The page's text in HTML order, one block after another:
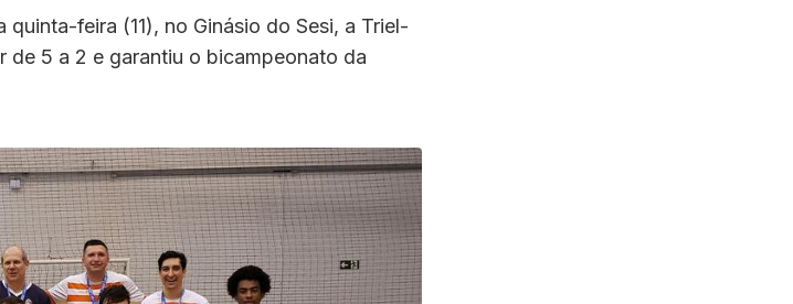
feira (11), no Ginásio do Sesi, a Triel-
de 5 a 2 e garantiu o bicampeonato da